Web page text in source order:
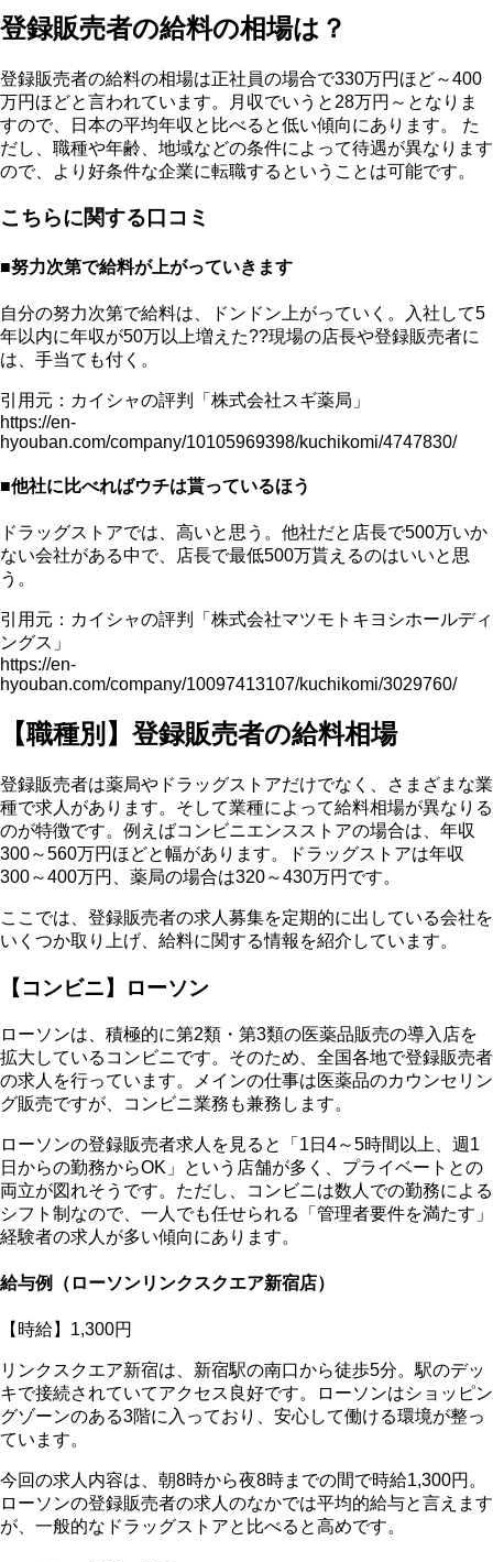
登録販売者の給料の相場は？
登録販売者の給料の相場は正社員の場合で330万円ほど～400
万円ほどと言われています。月収でいうと28万円～となりま
すので、日本の平均年収と比べると低い傾向にあります。 た
だし、職種や年齢、地域などの条件によって待遇が異なります
ので、より好条件な企業に転職するということは可能です。
こちらに関する口コミ
■努力次第で給料が上がっていきます
自分の努力次第で給料は、ドンドン上がっていく。入社して5
年以内に年収が50万以上増えた??現場の店長や登録販売者に
は、手当ても付く。
引用元：カイシャの評判「株式会社スギ薬局」
https://en-
hyouban.com/company/10105969398/kuchikomi/4747830/
■他社に比べればウチは貰っているほう
ドラッグストアでは、高いと思う。他社だと店長で500万いか
ない会社がある中で、店長で最低500万貰えるのはいいと思
う。
引用元：カイシャの評判「株式会社マツモトキヨシホールディ
ングス」
https://en-
hyouban.com/company/10097413107/kuchikomi/3029760/
【職種別】登録販売者の給料相場
登録販売者は薬局やドラッグストアだけでなく、さまざまな業
種で求人があります。そして業種によって給料相場が異なりる
のが特徴です。例えばコンビニエンスストアの場合は、年収
300～560万円ほどと幅があります。ドラッグストアは年収
300～400万円、薬局の場合は320～430万円です。
ここでは、登録販売者の求人募集を定期的に出している会社を
いくつか取り上げ、給料に関する情報を紹介しています。
【コンビニ】ローソン
ローソンは、積極的に第2類・第3類の医薬品販売の導入店を
拡大しているコンビニです。そのため、全国各地で登録販売者
の求人を行っています。メインの仕事は医薬品のカウンセリン
グ販売ですが、コンビニ業務も兼務します。
ローソンの登録販売者求人を見ると「1日4～5時間以上、週1
日からの勤務からOK」という店舗が多く、プライベートとの
両立が図れそうです。ただし、コンビニは数人での勤務による
シフト制なので、一人でも任せられる「管理者要件を満たす」
経験者の求人が多い傾向にあります。
給与例（ローソンリンクスクエア新宿店）
【時給】1,300円
リンクスクエア新宿は、新宿駅の南口から徒歩5分。駅のデッ
キで接続されていてアクセス良好です。ローソンはショッピン
グゾーンのある3階に入っており、安心して働ける環境が整っ
ています。
今回の求人内容は、朝8時から夜8時までの間で時給1,300円。
ローソンの登録販売者の求人のなかでは平均的給与と言えます
が、一般的なドラッグストアと比べると高めです。